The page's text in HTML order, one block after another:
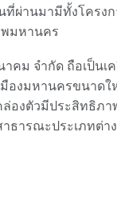
ที่ผ่านมามีทั้งโคร
พมหานคร
คม จำกัด ถือเป็น
มืองมหานครขนา
องตัวมีประสิทธิภา
าธารณะประเภทต่